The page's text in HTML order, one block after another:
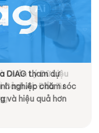
Quản Lý Dữ Liệu
Cảnh Ai: Đầu Tư
DIAG tham dự
nghiệp chăm sóc
và hiệu quả hơn